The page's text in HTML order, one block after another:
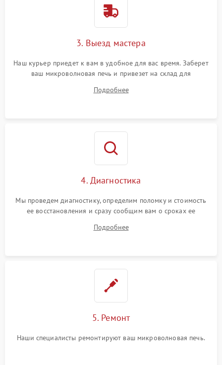
3. Выезд мастера
Наш курьер приедет к вам в удобное для вас время. Заберет
ваш микроволновая печь и привезет на склад для
Подробнее
4. Диагностика
Мы проведем диагностику, определим поломку и стоимость
ее восстановления и сразу сообщим вам о сроках ее
Подробнее
5. Ремонт
Наши специалисты ремонтируют ваш микроволновая печь.